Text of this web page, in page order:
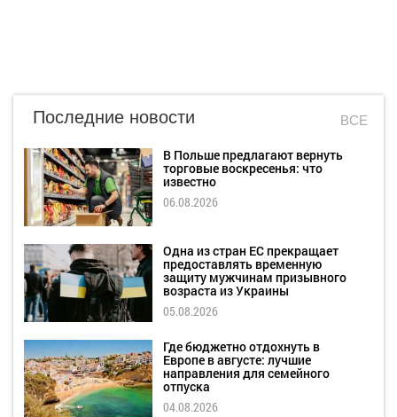
Последние новости ВСЕ
В Польше предлагают вернуть
торговые воскресенья: что
известно
06.08.2026
Одна из стран ЕС прекращает
предоставлять временную
защиту мужчинам призывного
возраста из Украины
05.08.2026
Где бюджетно отдохнуть в
Европе в августе: лучшие
направления для семейного
отпуска
04.08.2026